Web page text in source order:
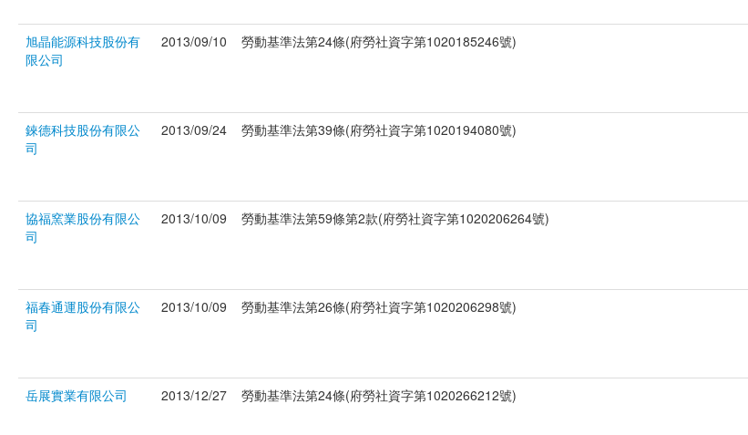
旭晶能源科技股份有
限公司
2013/09/10 勞動基準法第24條(府勞社資字第1020185246號)
錸德科技股份有限公
司
2013/09/24 勞動基準法第39條(府勞社資字第1020194080號)
協福窯業股份有限公
司
2013/10/09 勞動基準法第59條第2款(府勞社資字第1020206264號)
福春通運股份有限公
司
2013/10/09 勞動基準法第26條(府勞社資字第1020206298號)
岳展實業有限公司
2013/12/27 勞動基準法第24條(府勞社資字第1020266212號)